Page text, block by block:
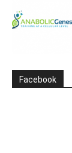
Facebook